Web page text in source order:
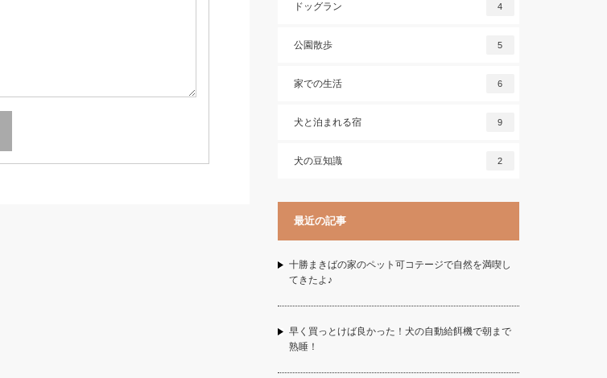
ドッグラン 4
公園散歩 5
家での生活 6
犬と泊まれる宿 9
犬の豆知識 2
最近の記事
十勝まきばの家のペット可コテージで自然を満喫し
てきたよ♪
早く買っとけば良かった！犬の自動給餌機で朝まで
熟睡！